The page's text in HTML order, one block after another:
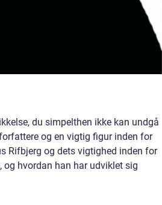
du simpelthen ikke kan undgå
og en vigtig figur inden for
Rifbjerg og dets vigtighed inden for
hvordan han har udviklet sig